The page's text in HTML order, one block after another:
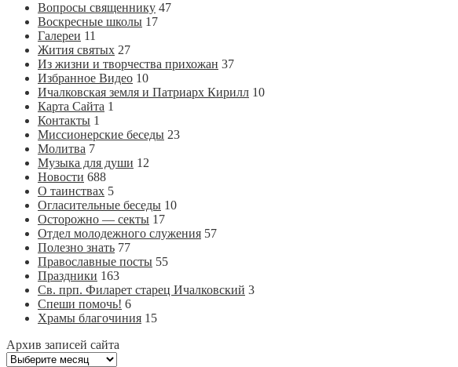
Вопросы священнику 47
Воскресные школы 17
Галереи 11
Жития святых 27
Из жизни и творчества прихожан 37
Избранное Видео 10
Ичалковская земля и Патриарх Кирилл 10
Карта Сайта 1
Контакты 1
Миссионерские беседы 23
Молитва 7
Музыка для души 12
Новости 688
О таинствах 5
Огласительные беседы 10
Осторожно — секты 17
Отдел молодежного служения 57
Полезно знать 77
Православные посты 55
Праздники 163
Св. прп. Филарет старец Ичалковский 3
Спеши помочь! 6
Храмы благочиния 15
Архив записей сайта
Архив